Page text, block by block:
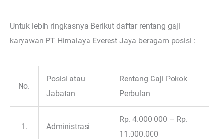
Untuk lebih ringkasnya Berikut daftar rentang gaji
karyawan PT Himalaya Everest Jaya beragam posisi :
No.
Posisi atau
Jabatan
Rentang Gaji Pokok
Perbulan
1. Administrasi
Rp. 4.000.000 – Rp.
11.000.000